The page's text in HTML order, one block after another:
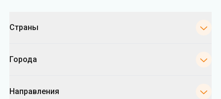
Страны
Города
Направления